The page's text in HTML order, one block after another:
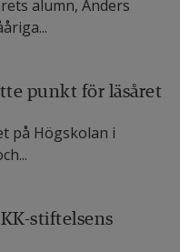
utvecklat
är inte rädd för
vill också bryta
tjejer att välja en
alumn, Anders
punkt för läsåret
på Högskolan i
stiftelsens